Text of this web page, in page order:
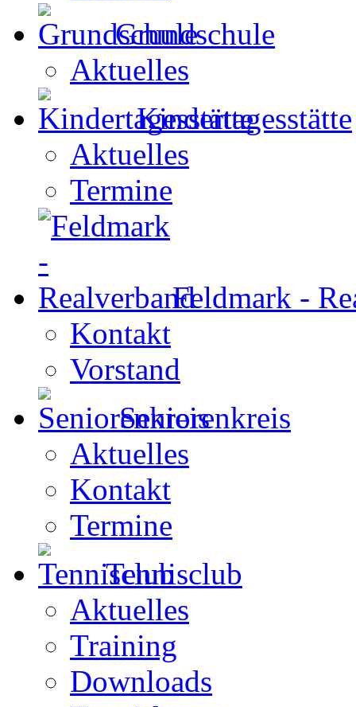
Grundschule
Aktuelles
Kindertagesstätte
Aktuelles
Termine
Feldmark -
Kontakt
Vorstand
Seniorenkreis
Aktuelles
Kontakt
Termine
Tennisclub
Aktuelles
Training
Downloads